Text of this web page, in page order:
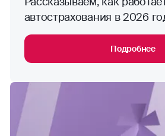
автострахования в 2026
Подробнее